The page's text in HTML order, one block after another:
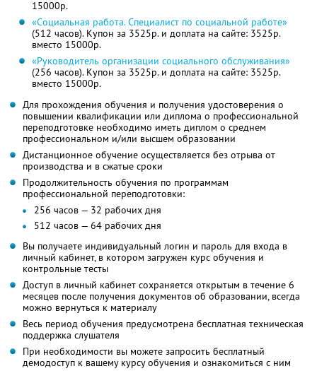
15000р.
«Социальная работа. Специалист по социальной работе»
(512 часов). Купон за 3525р. и доплата на сайте: 3525р.
вместо 15000р.
«Руководитель организации социального обслуживания»
(256 часов). Купон за 3525р. и доплата на сайте: 3525р.
вместо 15000р.
Для прохождения обучения и получения удостоверения о
повышении квалификации или диплома о профессиональной
переподготовке необходимо иметь диплом о среднем
профессиональном и/или высшем образовании
Дистанционное обучение осуществляется без отрыва от
производства и в сжатые сроки
Продолжительность обучения по программам
профессиональной переподготовки:
256 часов — 32 рабочих дня
512 часов — 64 рабочих дня
Вы получаете индивидуальный логин и пароль для входа в
личный кабинет, в котором загружен курс обучения и
контрольные тесты
Доступ в личный кабинет сохраняется открытым в течение 6
месяцев после получения документов об образовании, всегда
можно вернуться к материалу
Весь период обучения предусмотрена бесплатная техническая
поддержка слушателя
При необходимости вы можете запросить бесплатный
демодоступ к вашему курсу обучения и ознакомиться с ним